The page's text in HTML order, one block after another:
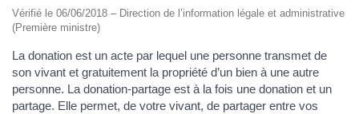
Vérifié le 06/06/2018 – Direction de l’information légale et administrative
(Première ministre)
La donation est un acte par lequel une personne transmet de
son vivant et gratuitement la propriété d’un bien à une autre
personne. La donation-partage est à la fois une donation et un
partage. Elle permet, de votre vivant, de partager entre vos